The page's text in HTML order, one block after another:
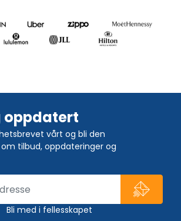
oppdatert
vårt og bli den
tilbud, oppdateringer og
Bli med i fellesskapet